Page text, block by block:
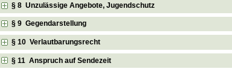
§ 8 Unzulässige Angebote, Jugendschutz
§ 9 Gegendarstellung
§ 10 Verlautbarungsrecht
§ 11 Anspruch auf Sendezeit